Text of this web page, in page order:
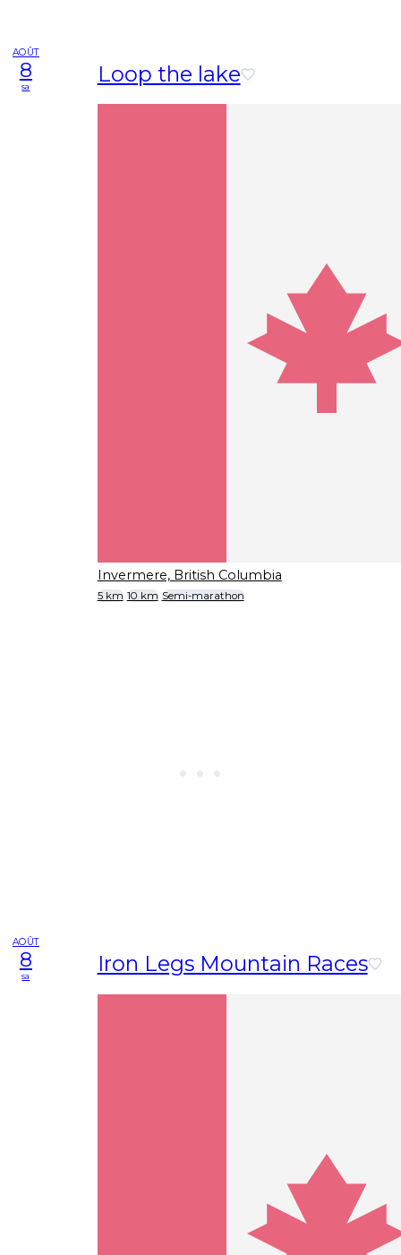
AOÛT
8
sa Loop the lake
Invermere, British Columbia
5 km 10 km Semi-marathon
AOÛT
8
sa Iron Legs Mountain Races